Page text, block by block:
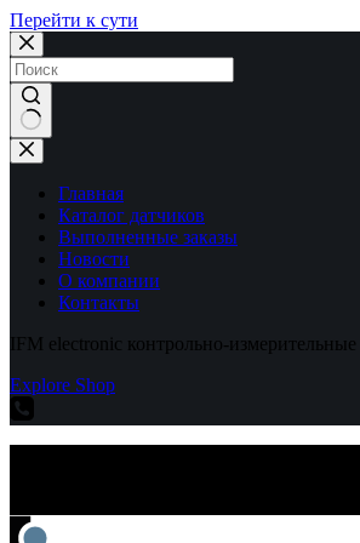
Перейти к сути
Ничего
не
найденоГлавная
Каталог датчиков
Выполненные заказы
Новости
О компании
Контакты
IFM electronic контрольно-
Explore Shop